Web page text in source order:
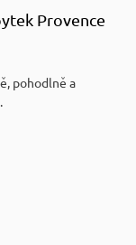
Provence
pohodlně a